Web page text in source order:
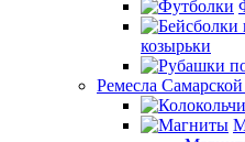
козырьки
Ремесла